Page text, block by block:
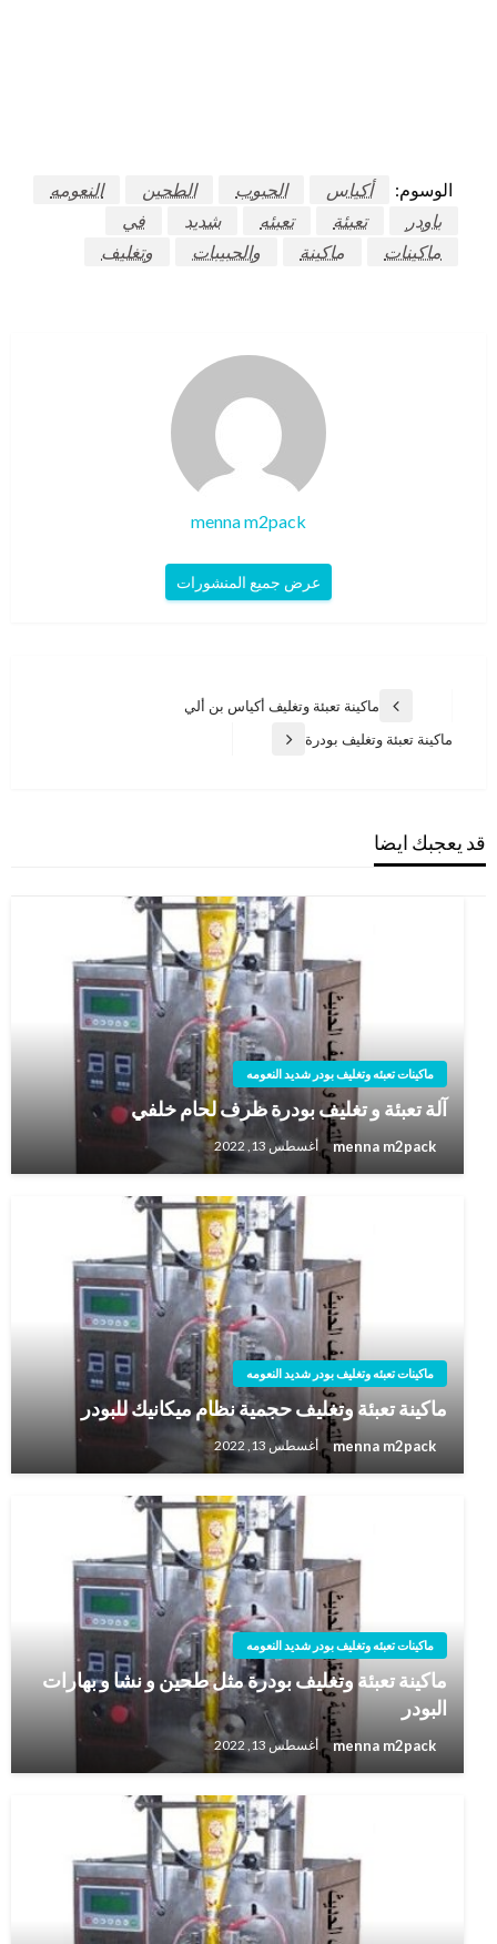
الوسوم: أكياس الحبوب الطحين
النعومه
باودر
تعبئة تعبئه شديد
في
ماكينات
ماكينة والحبيبات وتغليف
menna m2pack
عرض جميع المنشورات
المقالات
المقالة
السابقة
ماكينة تعبئة وتغليف أكياس بن ألي
المقالة
ماكينة تعبئة وتغليف بودرة
قد يعجبك ايضا
ماكينات تعبئه وتغليف بودر شديد النعومه
آلة تعبئة و تغليف بودرة ظرف لحام خلفي
menna m2pack أغسطس 13, 2022
ماكينات تعبئه وتغليف بودر شديد النعومه
ماكينة تعبئة وتغليف حجمية نظام ميكانيك للبودر
menna m2pack أغسطس 13, 2022
ماكينات تعبئه وتغليف بودر شديد النعومه
ماكينة تعبئة وتغليف بودرة مثل طحين و نشا و بهارات
البودر
menna m2pack أغسطس 13, 2022